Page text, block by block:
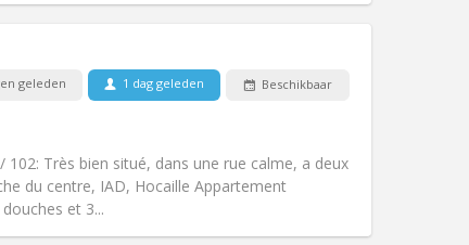
geleden 1 dag geleden Beschikbaar
102: Très bien situé, dans une rue calme, a deux
du centre, IAD, Hocaille Appartement
et 3...
Andere
Sfeer:Gemeenschappelijk, ernstig
Huisdieren:Nee